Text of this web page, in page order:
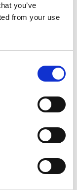
you’ve
from your use
Technical